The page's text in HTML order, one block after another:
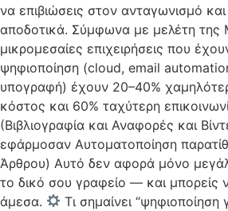
να επιβιώσεις στον ανταγωνισμό και
αποδοτικά. Σύμφωνα με μελέτη της
μικρομεσαίες επιχειρήσεις που
ψηφιοποίηση (cloud, email
υπογραφή) έχουν 20–40%
κόστος και 60% ταχύτερη
(Βιβλιογραφία και Αναφορές και
εφάρμοσαν Αυτοματοποίηση
Άρθρου) Αυτό δεν αφορά μόνο
το δικό σου γραφείο — και μπορείς
άμεσα.
Τι σημαίνει “ψηφιοποίηση